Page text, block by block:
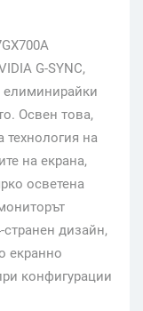
G-SYNC,
елиминирайки
Освен това,
технология на
на екрана,
осветена
странен дизайн,
екранно
конфигурации